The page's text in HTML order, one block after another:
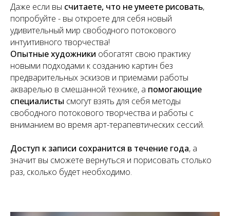
Даже если вы считаете, что не умеете рисовать,
попробуйте - вы откроете для себя новый
удивительный мир свободного потокового
интуитивного творчества!
Опытные художники обогатят свою практику
новыми подходами к созданию картин без
предварительных эскизов и приемами работы
акварелью в смешанной технике, а помогающие
специалисты смогут взять для себя методы
свободного потокового творчества и работы с
вниманием во время арт-терапевтических сессий.
Доступ к записи сохранится в течение года, а
значит вы сможете вернуться и порисовать столько
раз, сколько будет необходимо.